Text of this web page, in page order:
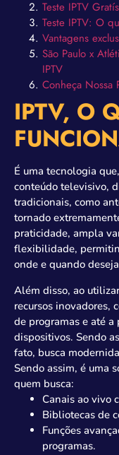
Teste IPTV Gratís
Teste IPTV: O
Vantagens
São Paulo x
IPTV
Conheça Nossa
IPTV, O
É uma tecnologia
conteúdo televisivo,
tradicionais, como
tornado
praticidade, ampla
flexibilidade,
onde e quando
Além disso, ao
recursos inovadores,
de programas e até
dispositivos. Sendo
fato, busca
Sendo assim, é uma
quem busca:
Canais ao vivo
Bibliotecas de
Funções
programas.